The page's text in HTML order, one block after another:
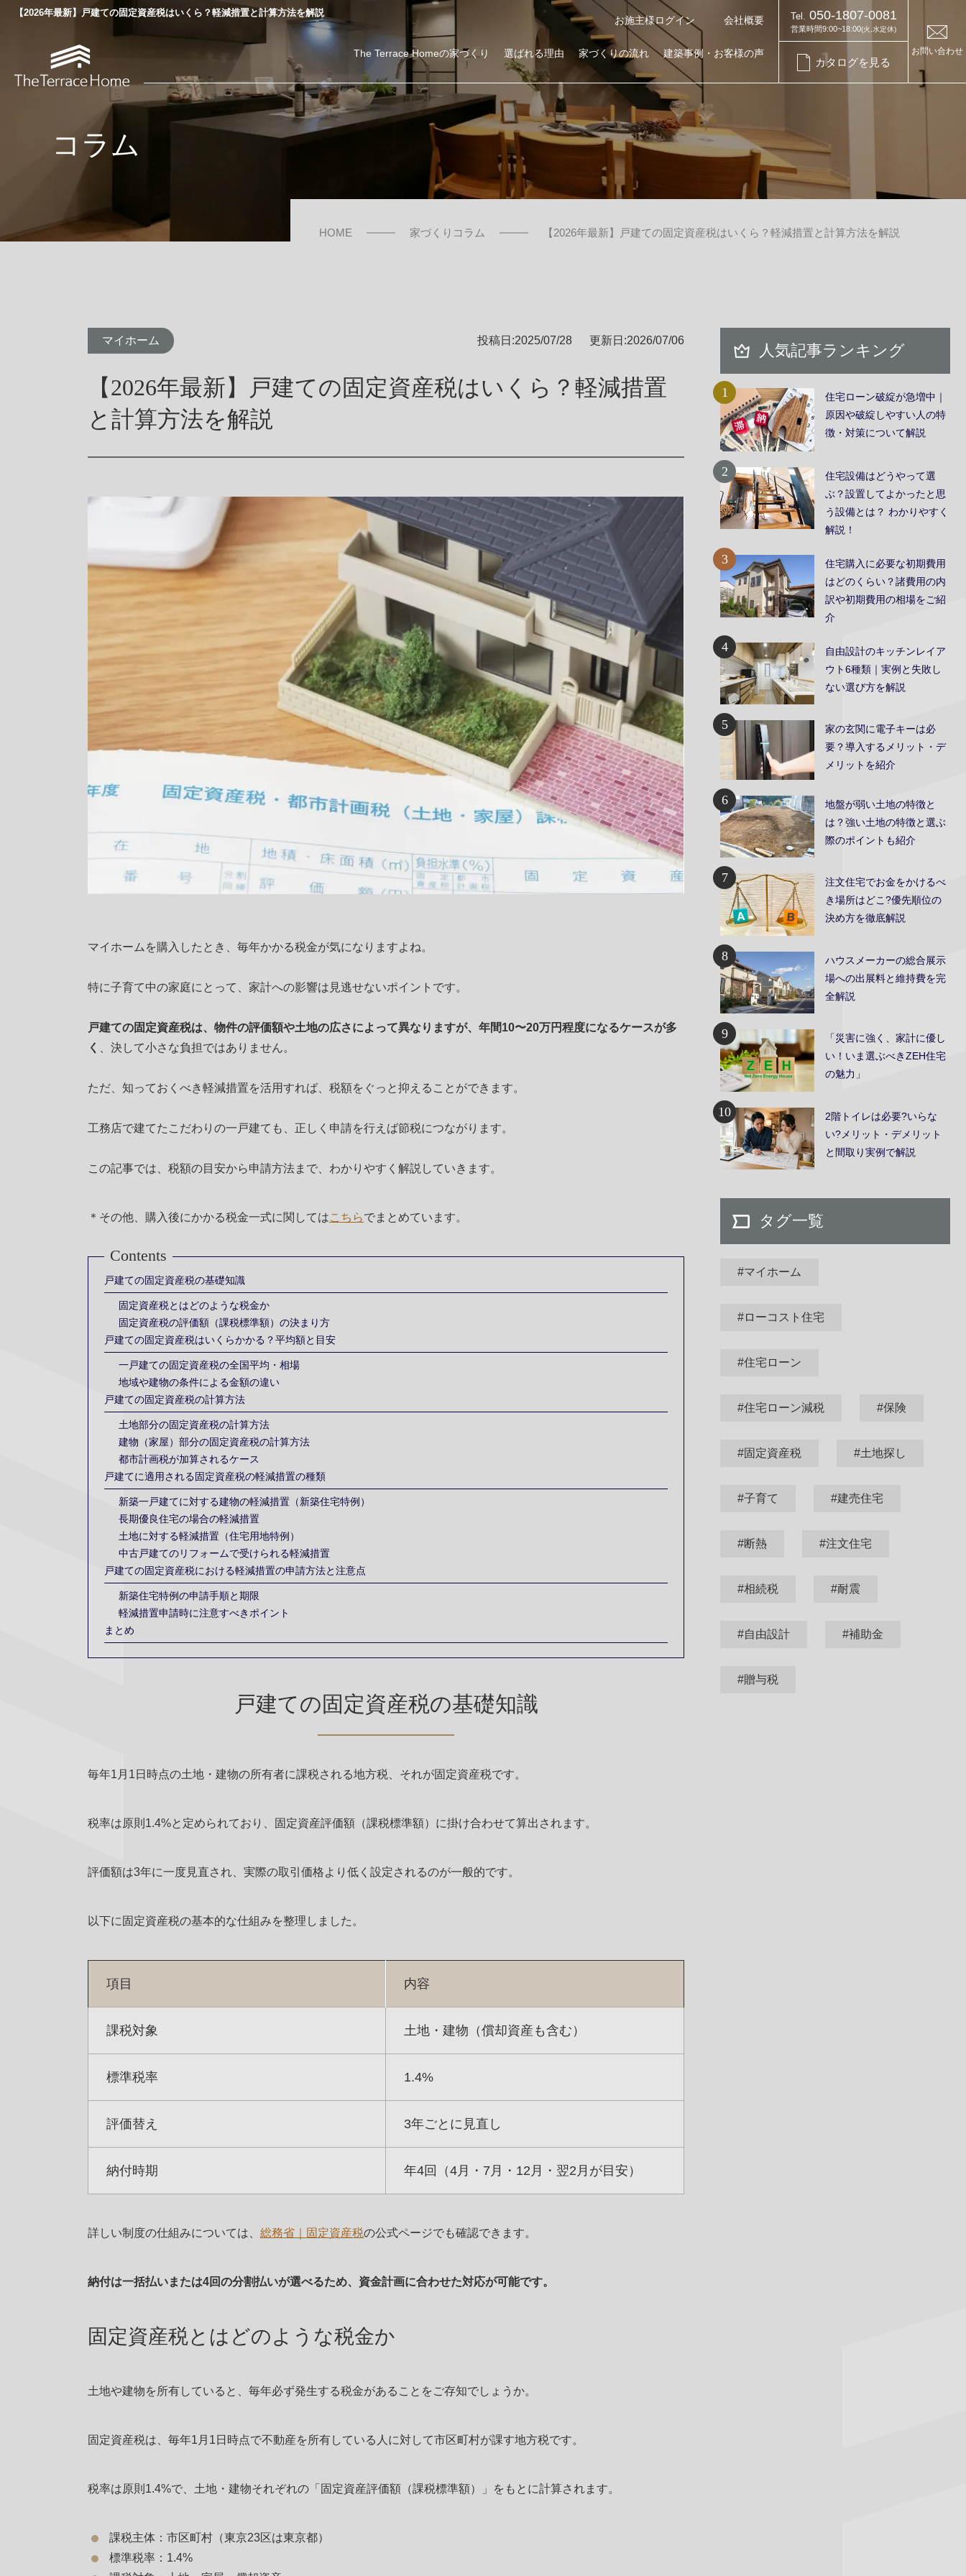
​​【2026年最新】戸建ての固定資産税はいくら？軽減措置と計算方法を解説
お施主様ログイン 会社概要
The Terrace Homeの家づくり 選ばれる理由 家づくりの流れ 建築事例・お客様の声
Tel. 050-1807-0081
営業時間9:00~18:00(火,水定休)
カタログを見る
お問い合わせ
コラム
HOME 家づくりコラム ​​【2026年最新】戸建ての固定資産税はいくら？軽減措置と計算方法を解説
マイホーム 投稿日:2025/07/28 更新日:2026/07/06
​​【2026年最新】戸建ての固定資産税はいくら？軽減措置
と計算方法を解説
マイホームを購入したとき、毎年かかる税金が気になりますよね。
特に子育て中の家庭にとって、家計への影響は見逃せないポイントです。
戸建ての固定資産税は、物件の評価額や土地の広さによって異なりますが、年間10〜20万円程度になるケースが多
く
、決して小さな負担ではありません。
ただ、知っておくべき軽減措置を活用すれば、税額をぐっと抑えることができます。
工務店で建てたこだわりの一戸建ても、正しく申請を行えば節税につながります。
この記事では、税額の目安から申請方法まで、わかりやすく解説していきます。
＊その他、購入後にかかる税金一式に関してはこちらでまとめています。
Contents
戸建ての固定資産税の基礎知識
固定資産税とはどのような税金か
固定資産税の評価額（課税標準額）の決まり方
戸建ての固定資産税はいくらかかる？平均額と目安
一戸建ての固定資産税の全国平均・相場
地域や建物の条件による金額の違い
戸建ての固定資産税の計算方法
土地部分の固定資産税の計算方法
建物（家屋）部分の固定資産税の計算方法
都市計画税が加算されるケース
戸建てに適用される固定資産税の軽減措置の種類
新築一戸建てに対する建物の軽減措置（新築住宅特例）
長期優良住宅の場合の軽減措置
土地に対する軽減措置（住宅用地特例）
中古戸建てのリフォームで受けられる軽減措置
戸建ての固定資産税における軽減措置の申請方法と注意点
新築住宅特例の申請手順と期限
軽減措置申請時に注意すべきポイント
まとめ
戸建ての固定資産税の基礎知識
毎年1月1日時点の土地・建物の所有者に課税される地方税、それが固定資産税です。
税率は原則1.4%と定められており、固定資産評価額（課税標準額）に掛け合わせて算出されます。
評価額は3年に一度見直され、実際の取引価格より低く設定されるのが一般的です。
以下に固定資産税の基本的な仕組みを整理しました。
項目 内容
課税対象 土地・建物（償却資産も含む）
標準税率 1.4%
評価替え 3年ごとに見直し
納付時期 年4回（4月・7月・12月・翌2月が目安）
詳しい制度の仕組みについては、 総務省｜固定資産税の公式ページでも確認できます。
納付は一括払いまたは4回の分割払いが選べるため、資金計画に合わせた対応が可能です。
固定資産税とはどのような税金か
土地や建物を所有していると、毎年必ず発生する税金があることをご存知でしょうか。
固定資産税は、毎年1月1日時点で不動産を所有している人に対して市区町村が課す地方税です。
税率は原則1.4%で、土地・建物それぞれの「固定資産評価額（課税標準額）」をもとに計算されます。
課税主体：市区町村（東京23区は東京都）
標準税率：1.4%
人気記事ランキング
1
住宅ローン破綻が急増中｜
原因や破綻しやすい人の特
徴・対策について解説
2
住宅設備はどうやって選
ぶ？設置してよかったと思
う設備とは？ わかりやすく
解説！
3
住宅購入に必要な初期費用
はどのくらい？諸費用の内
訳や初期費用の相場をご紹
介
4
自由設計のキッチンレイア
ウト6種類｜実例と失敗し
ない選び方を解説
5
家の玄関に電子キーは必
要？導入するメリット・デ
メリットを紹介
6
地盤が弱い土地の特徴と
は？強い土地の特徴と選ぶ
際のポイントも紹介
7
注文住宅でお金をかけるべ
き場所はどこ?優先順位の
決め方を徹底解説
8
ハウスメーカーの総合展示
場への出展料と維持費を完
全解説
9
「災害に強く、家計に優し
い！いま選ぶべきZEH住宅
の魅力」
10
2階トイレは必要?いらな
い?メリット・デメリット
と間取り実例で解説
タグ一覧
#マイホーム
#ローコスト住宅
#住宅ローン
#住宅ローン減税 #保険
#固定資産税 #土地探し
#子育て #建売住宅
#断熱 #注文住宅
#相続税 #耐震
#自由設計 #補助金
#贈与税
ローコスト注文住宅を建てるならThe Terrace Home
The Terrace Homeの家づくり
よくあるご質問
商品サービス・性能紹介
お施主様向けオプションサービス
特定商取引法に基づく表記
お施主様専用ページ
カタログを見る お問い合わせ